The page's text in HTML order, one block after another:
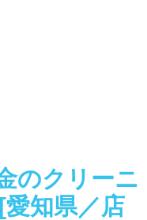
のクリーニ
知県／店